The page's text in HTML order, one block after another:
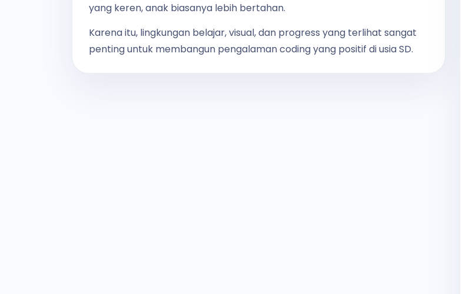
yang keren, anak biasanya lebih bertahan.
Karena itu, lingkungan belajar, visual, dan progress yang terlihat sangat
penting untuk membangun pengalaman coding yang positif di usia SD.